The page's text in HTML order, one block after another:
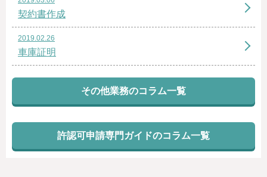
契約書作成
2019.02.26
車庫証明
その他業務のコラム一覧
許認可申請専門ガイドのコラム一覧